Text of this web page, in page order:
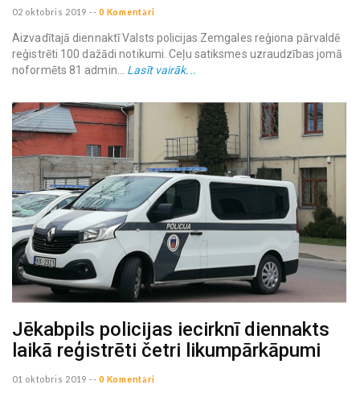
02 oktobris 2019 -- 0 Komentāri
Aizvadītajā diennaktī Valsts policijas Zemgales reģiona pārvaldē
reģistrēti 100 dažādi notikumi. Ceļu satiksmes uzraudzības jomā
noformēts 81 admin... Lasīt vairāk...
Jēkabpils policijas iecirknī diennakts
laikā reģistrēti četri likumpārkāpumi
01 oktobris 2019 -- 0 Komentāri